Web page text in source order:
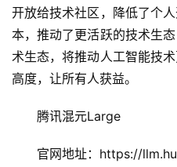
A
I
日
开放给技术社区，降低了个
本，推动了更活跃的技术生
术生态，将推动人工智能技
高度，让所有人获益。
腾讯混元Large
官网地址：https://